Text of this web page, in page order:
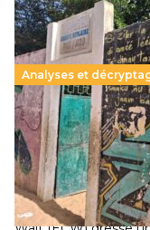
Analyses et
258 millions
chocs
population
11 juillet 2026- National
Un nouveau rapport